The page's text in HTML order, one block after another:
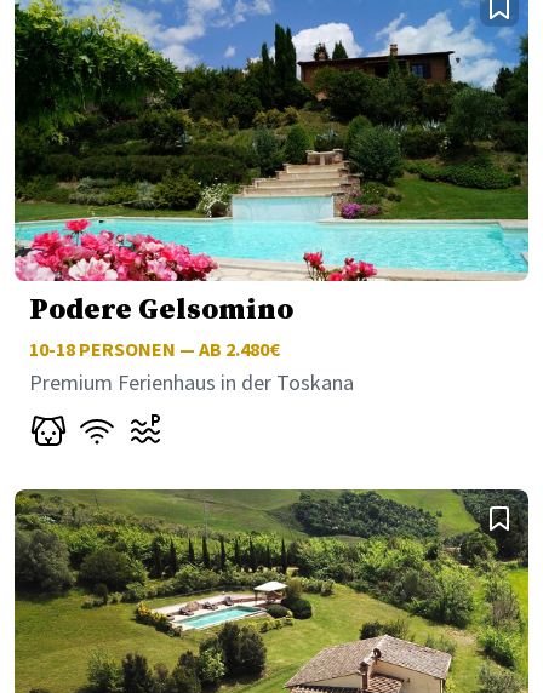
Podere Gelsomino
10-18 PERSONEN — AB 2.480€
Premium Ferienhaus in der Toskana